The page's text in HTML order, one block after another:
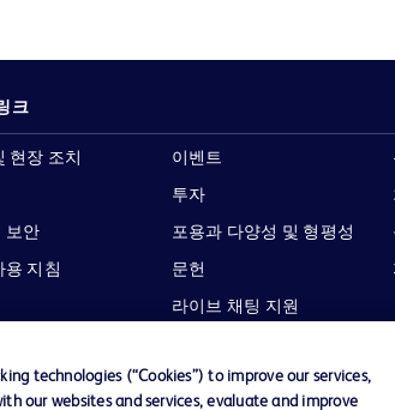
크
현장 조치
보안
용 지침
이벤트
투자
포용과 다양성 및 형평성
문헌
라이브 채팅 지원
technologies (“Cookies”) to improve our services,
our websites and services, evaluate and improve